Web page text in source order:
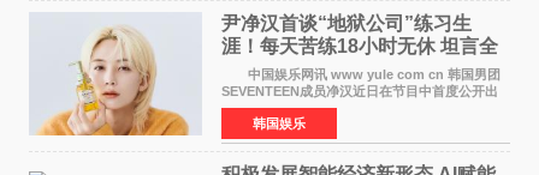
尹净汉首谈“地狱公司”练习生
涯！每天苦练18小时无休 坦言全
靠成员撑过来
中国娱乐网讯 www yule com cn 韩国男团
SEVENTEEN成员净汉近日在节目中首度公开出
道前的残酷练习生经历，并提及经纪公司Pledis
娱乐，引发广泛关注。 在8月2日播出的日本
TBS综艺节目《周
韩国娱乐